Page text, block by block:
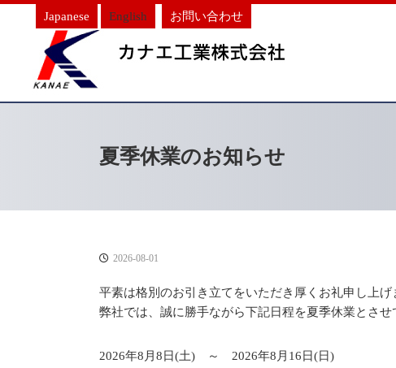
English
Japanese お問い合わせ
夏季休業のお知らせ
2026-08-01
平素は格別のお引き立てをいただき厚くお礼申し上げ
弊社では、誠に勝手ながら下記日程を夏季休業とさせ
2026年8月8日(土) ～ 2026年8月16日(日)